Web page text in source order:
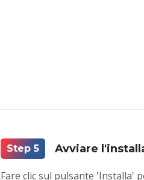
Step 5 Avviare
Fare clic sul pulsante 'Installa'